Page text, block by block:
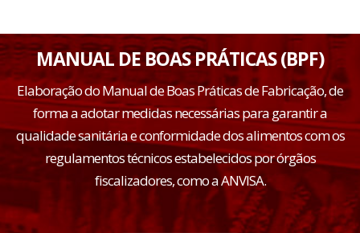
MANUAL DE BOAS PRÁTICAS (BPF)
Elaboração do Manual de Boas Práticas de Fabricação, de
forma a adotar medidas necessárias para garantir a
qualidade sanitária e conformidade dos alimentos com os
regulamentos técnicos estabelecidos por órgãos
fiscalizadores, como a ANVISA.